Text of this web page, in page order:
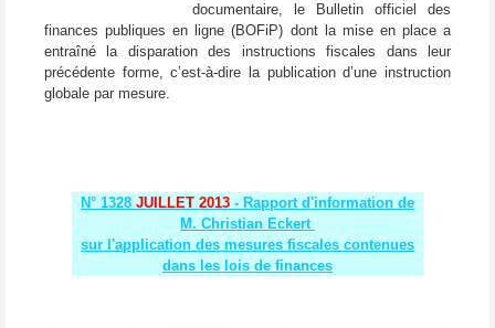
documentaire, le Bulletin officiel des
finances publiques en ligne (BOFiP) dont la mise en place a
entraîné la disparation des instructions fiscales dans leur
précédente forme, c’est-à-dire la publication d’une instruction
globale par mesure.
N° 1328 JUILLET 2013 - Rapport d'information de
M. Christian Eckert
sur l'application des mesures fiscales contenues
dans les lois de finances